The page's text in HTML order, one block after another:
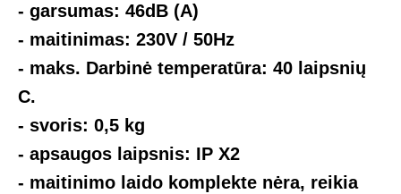
- garsumas: 46dB (A)
- maitinimas: 230V / 50Hz
- maks. Darbinė temperatūra: 40 laipsnių
C.
- svoris: 0,5 kg
- apsaugos laipsnis: IP X2
- maitinimo laido komplekte nėra, reikia